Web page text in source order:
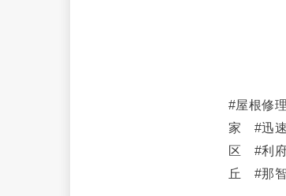
#屋根修
家 #迅
区 #利
丘 #那